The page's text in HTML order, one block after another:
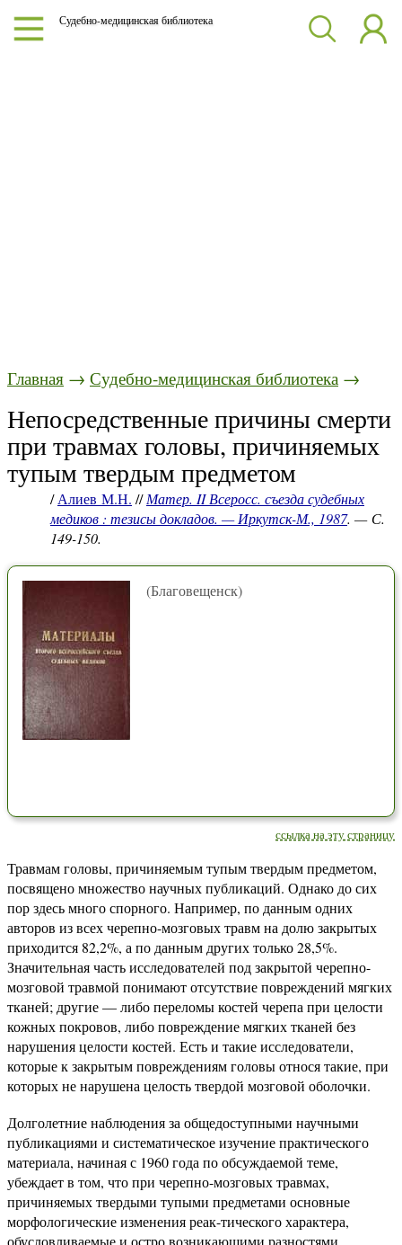
Судебно-медицинская библиотека
Главная → Судебно-медицинская библиотека →
Непосредственные причины смерти
при травмах головы, причиняемых
тупым твердым предметом
/Алиев М.Н. //Матер. II Всеросс. съезда судебных
медиков : тезисы докладов. — Иркутск-М., 1987. — С.
149-150.
(Благовещенск)
ссылка на эту страницу
Травмам головы, причиняемым тупым твердым предметом,
посвящено множество научных публикаций. Однако до сих
пор здесь много спорного. Например, по данным одних
авторов из всех черепно-мозговых травм на долю закрытых
приходится 82,2%, а по данным других только 28,5%.
Значительная часть исследователей под закрытой черепно-
мозговой травмой понимают отсутствие повреждений мягких
тканей; другие — либо переломы костей черепа при целости
кожных покровов, либо повреждение мягких тканей без
нарушения целости костей. Есть и такие исследователи,
которые к закрытым повреждениям головы относя такие, при
которых не нарушена целость твердой мозговой оболочки.
Долголетние наблюдения за общедоступными научными
публикациями и систематическое изучение практического
материала, начиная с 1960 года по обсуждаемой теме,
убеждает в том, что при черепно-мозговых травмах,
причиняемых твердыми тупыми предметами основные
морфологические изменения реак-тического характера,
обусловливаемые и остро возникающими разностями